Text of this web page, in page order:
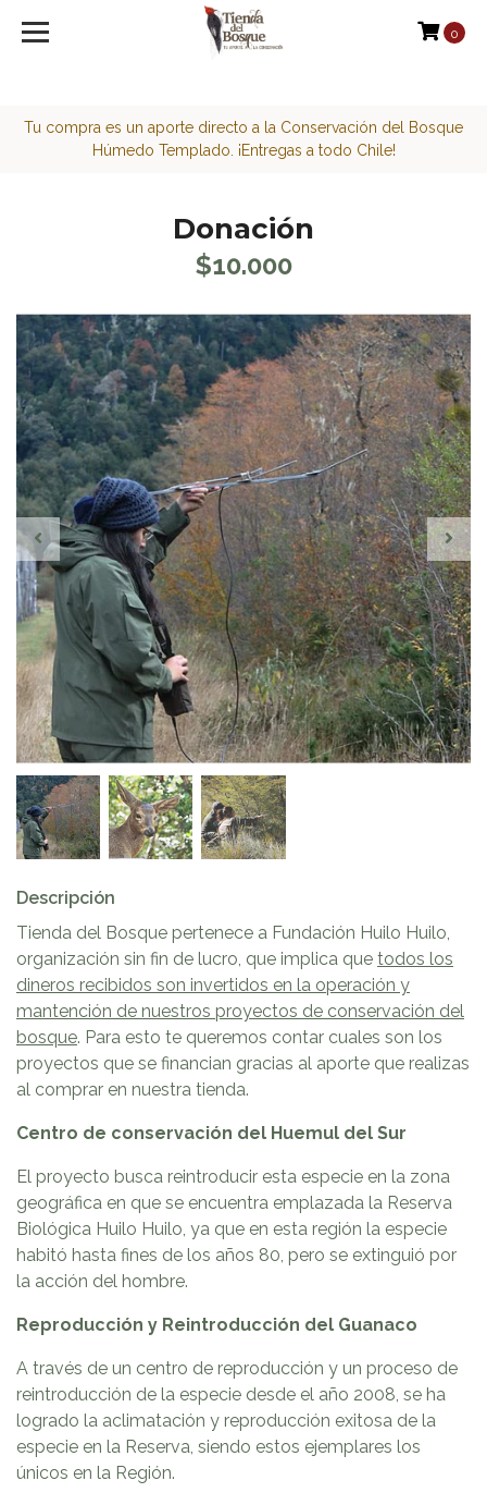
<script>function loadScript(a){var
Tu compra es un aporte directo a la Conservación del Bosque
Húmedo Templado. ¡Entregas a todo Chile!
0
Donación
$10.000
Descripción
Tienda del Bosque pertenece a Fundación Huilo Huilo,
organización sin fin de lucro, que implica que todos los
dineros recibidos son invertidos en la operación y
mantención de nuestros proyectos de conservación del
bosque. Para esto te queremos contar cuales son los
proyectos que se financian gracias al aporte que realizas
al comprar en nuestra tienda.
Centro de conservación del Huemul del Sur
El proyecto busca reintroducir esta especie en la zona
geográfica en que se encuentra emplazada la Reserva
Biológica Huilo Huilo, ya que en esta región la especie
habitó hasta fines de los años 80, pero se extinguió por
la acción del hombre.
Reproducción y Reintroducción del Guanaco
A través de un centro de reproducción y un proceso de
reintroducción de la especie desde el año 2008, se ha
logrado la aclimatación y reproducción exitosa de la
especie en la Reserva, siendo estos ejemplares los
únicos en la Región.